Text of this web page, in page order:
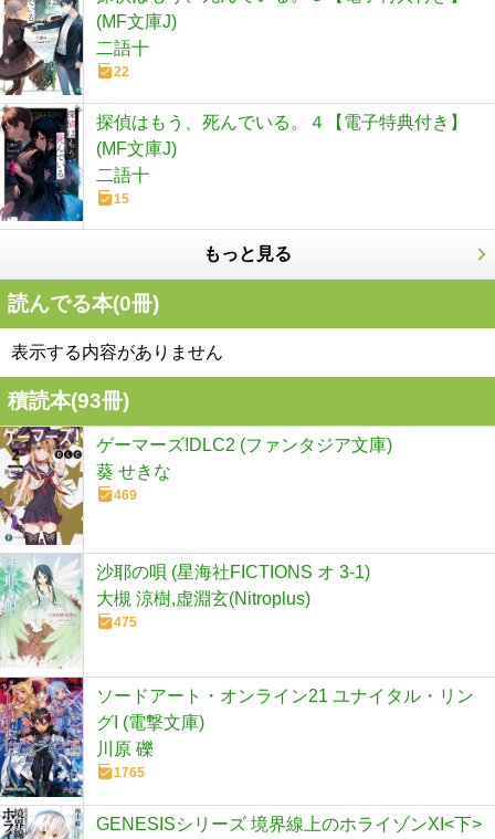
(MF文庫J)
二語十
22
探偵はもう、死んでいる。４【電子特典付き】
(MF文庫J)
二語十
15
もっと見る
読んでる本(0冊)
表示する内容がありません
積読本(93冊)
ゲーマーズ!DLC2 (ファンタジア文庫)
葵 せきな
469
沙耶の唄 (星海社FICTIONS オ 3-1)
大槻 涼樹,虚淵玄(Nitroplus)
475
ソードアート・オンライン21 ユナイタル・リン
グI (電撃文庫)
川原 礫
1765
GENESISシリーズ 境界線上のホライゾンXI<下>